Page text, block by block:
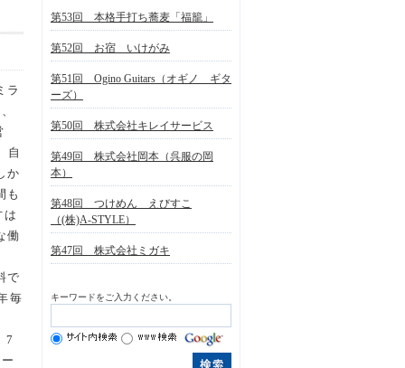
ラ
自
か
も
は
働
で
毎
7
第53回 本格手打ち蕎麦「福籠」
第52回 お宿 いけがみ
第51回 Ogino Guitars（オギノ ギタ
ーズ）
第50回 株式会社キレイサービス
第49回 株式会社岡本（呉服の岡
本）
第48回 つけめん えびすこ
（(株)A-STYLE）
第47回 株式会社ミガキ
キーワードをご入力ください。